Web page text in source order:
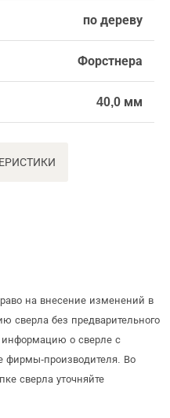
по дереву
Форстнера
40,0 мм
на внесение изменений в
сверла без предварительного
информацию о сверле с
фирмы-производителя. Во
сверла уточняйте